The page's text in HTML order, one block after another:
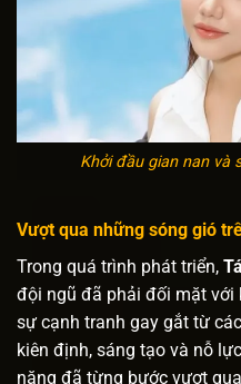
Khởi đầu gian nan và
Vượt qua những sóng gió
Trong quá trình phát triển,
đội ngũ đã phải đối mặt với
sự cạnh tranh gay gắt từ
kiên định, sáng tạo và nỗ
năng đã từng bước vượt